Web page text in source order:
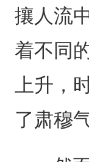
攘人流
着不同
上升，
了肃穆